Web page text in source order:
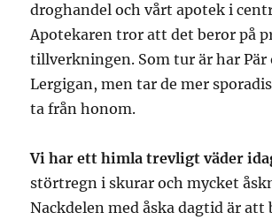
droghandel och vårt apotek i
Apotekaren tror att det beror på
tillverkningen. Som tur är har Pär
Lergigan, men tar de mer
ta från honom.
Vi har ett himla trevligt väder
störtregn i skurar och mycket
Nackdelen med åska dagtid är